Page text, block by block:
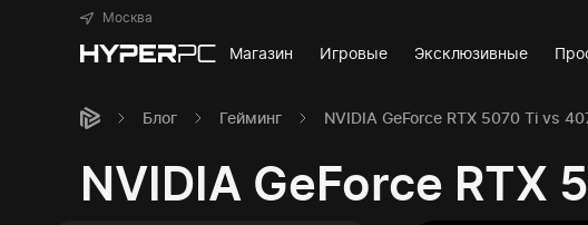
Москва
Магазин Игровые Эксклюзивные
Блог Гейминг NVIDIA GeForce RTX 5070 Ti vs
NVIDIA GeForce RTX